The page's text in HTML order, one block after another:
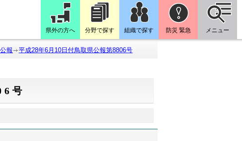
県外の方へ 分野で探す 組織で探す 防災 緊急 メニュー
報 平成28年6月10日付鳥取県公報第8806号
号